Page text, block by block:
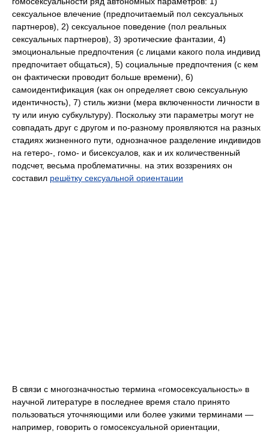
сексуальное влечение (предпочитаемый пол сексуальных
партнеров), 2) сексуальное поведение (пол реальных
сексуальных партнеров), 3) эротические фантазии, 4)
эмоциональные предпочтения (с лицами какого пола индивид
предпочитает общаться), 5) социальные предпочтения (с кем
он фактически проводит больше времени), 6)
самоидентификация (как он определяет свою сексуальную
идентичность), 7) стиль жизни (мера включенности личности в
ту или иную субкультуру). Поскольку эти параметры могут не
совпадать друг с другом и по-разному проявляются на разных
стадиях жизненного пути, однозначное разделение индивидов
на гетеро-, гомо- и бисексуалов, как и их количественный
подсчет, весьма проблематичны. на этих воззрениях он
составил решётку сексуальной ориентации
В связи с многозначностью термина «гомосексуальность» в
научной литературе в последнее время стало принято
пользоваться уточняющими или более узкими терминами —
например, говорить о гомосексуальной ориентации,